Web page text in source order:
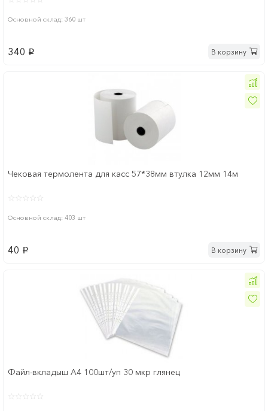
Основной склад: 360 шт
340 p В корзину
Чековая термолента для касс 57*38мм втулка 12мм 14м
Основной склад: 403 шт
40 p В корзину
Файл-вкладыш А4 100шт/уп 30 мкр глянец